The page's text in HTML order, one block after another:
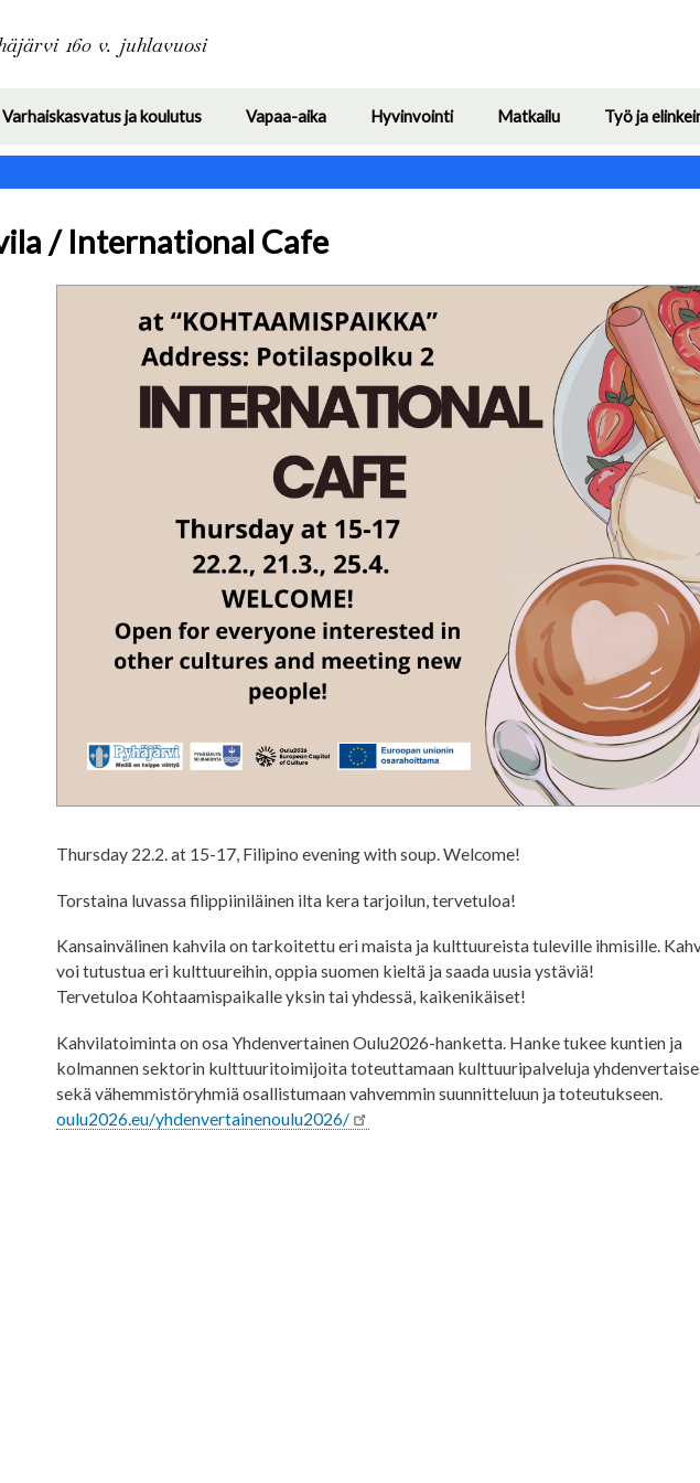
160 v. juhlavuosi
Varhaiskasvatus ja koulutus
Toggle
Vapaa-aika
Toggle
Hyvinvointi
Toggle
Matkailu Työ ja
/ International Cafe
Thursday 22.2. at 15-17, Filipino evening with soup. Welcome!
Torstaina luvassa filippiiniläinen ilta kera tarjoilun, tervetuloa!
Kansainvälinen kahvila on tarkoitettu eri maista ja kulttuureista tuleville ihmisille.
voi tutustua eri kulttuureihin, oppia suomen kieltä ja saada uusia ystäviä!
Tervetuloa Kohtaamispaikalle yksin tai yhdessä, kaikenikäiset!
Kahvilatoiminta on osa Yhdenvertainen Oulu2026-hanketta. Hanke tukee kuntien ja
kolmannen sektorin kulttuuritoimijoita toteuttamaan kulttuuripalveluja
sekä vähemmistöryhmiä osallistumaan vahvemmin suunnitteluun ja toteutukseen.
oulu2026.eu/yhdenvertainenoulu2026/